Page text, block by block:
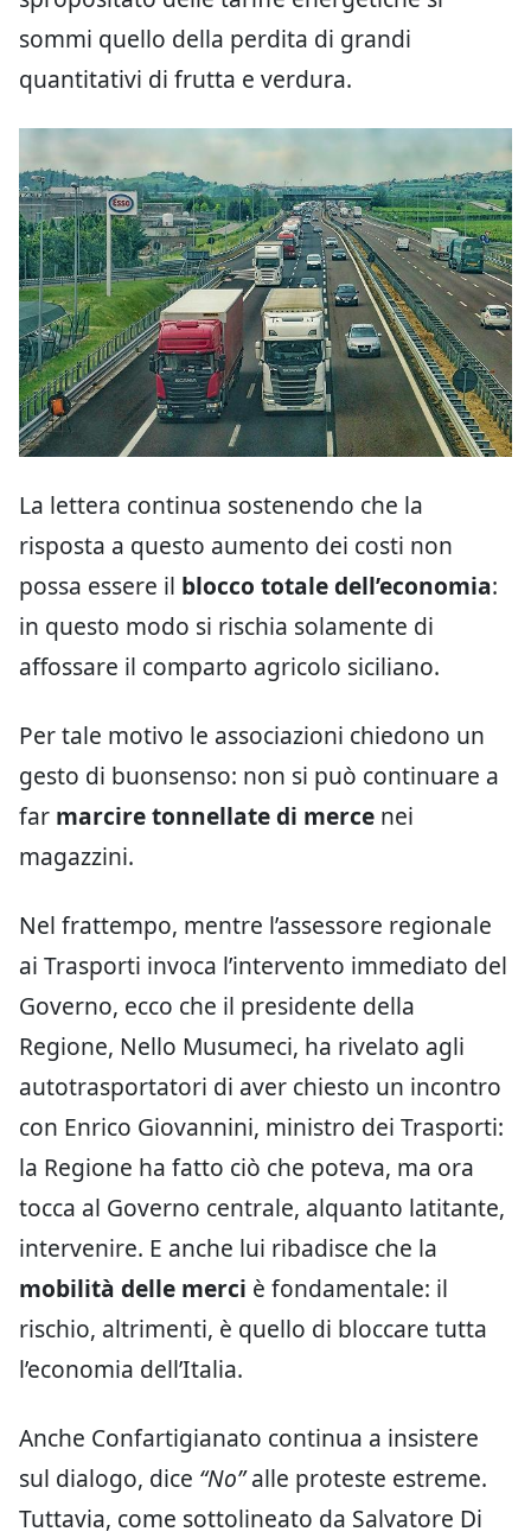
sommi quello della perdita di grandi
quantitativi di frutta e verdura.
La lettera continua sostenendo che la
risposta a questo aumento dei costi non
possa essere il blocco totale dell’economia:
in questo modo si rischia solamente di
affossare il comparto agricolo siciliano.
Per tale motivo le associazioni chiedono un
gesto di buonsenso: non si può continuare a
far marcire tonnellate di merce nei
magazzini.
Nel frattempo, mentre l’assessore regionale
ai Trasporti invoca l’intervento immediato del
Governo, ecco che il presidente della
Regione, Nello Musumeci, ha rivelato agli
autotrasportatori di aver chiesto un incontro
con Enrico Giovannini, ministro dei Trasporti:
la Regione ha fatto ciò che poteva, ma ora
tocca al Governo centrale, alquanto latitante,
intervenire. E anche lui ribadisce che la
mobilità delle merci è fondamentale: il
rischio, altrimenti, è quello di bloccare tutta
l’economia dell’Italia.
Anche Confartigianato continua a insistere
sul dialogo, dice “No”alle proteste estreme.
Tuttavia, come sottolineato da Salvatore Di